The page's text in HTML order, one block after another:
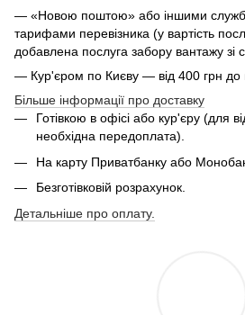
— «Новою поштою» або іншими
тарифами перевізника (у вартість
добавлена послуга забору вантажу зі
— Кур'єром по Києву — від 400 грн до
Більше інформації про доставку
Готівкою в офісі або кур'єру (для
необхідна передоплата).
На карту Приватбанку або
Безготівковій розрахунок.
Детальніше про оплату.